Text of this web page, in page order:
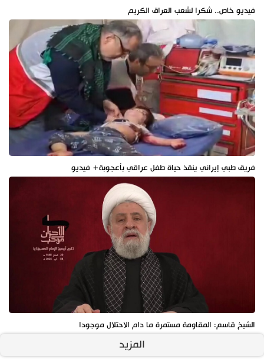
فيديو خاص.. شكرا لشعب العراق الكريم
فريق طبي إيراني ينقذ حياة طفل عراقي بأعجوبة+ فيديو
الشيخ قاسم: المقاومة مستمرة ما دام الاحتلال موجودا
المزيد